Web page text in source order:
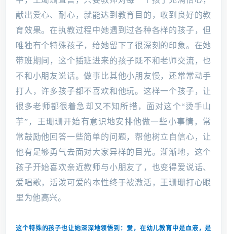
献出爱心、耐心，就能达到教育目的，收到良好的教
育效果。在执教过程中她遇到过各种各样的孩子，但
唯独有个特殊孩子，给她留下了很深刻的印象。在她
带班期间，这个插班进来的孩子既不和老师交流，也
不和小朋友说话。做事比其他小朋友慢，还常常动手
打人，许多孩子都不喜欢和他玩。这样一个孩子，让
很多老师都很着急却又不知所措，面对这个“烫手山
芋”，王珊珊开始有意识地安排他做一些小事情，常
常鼓励他回答一些简单的问题，帮他树立自信心，让
他有足够勇气去面对大家异样的目光。渐渐地，这个
孩子开始喜欢亲近教师与小朋友了，也变得爱说话、
爱唱歌，活泼可爱的本性终于被激活，王珊珊打心眼
里为他高兴。
这个特殊的孩子也让她深深地领悟到： 爱，在幼儿教育中是血液，是